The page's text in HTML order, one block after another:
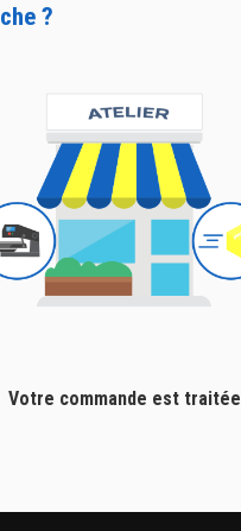
?
Votre commande est traitée